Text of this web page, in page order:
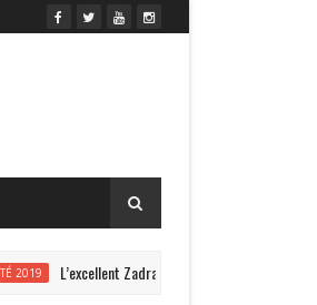
L’excellent Zadra s’offre une vidéo onride à